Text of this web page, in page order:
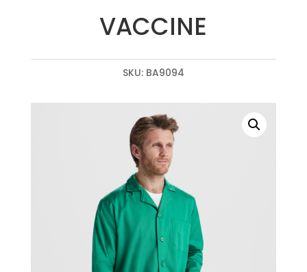
VACCINE
SKU: BA9094